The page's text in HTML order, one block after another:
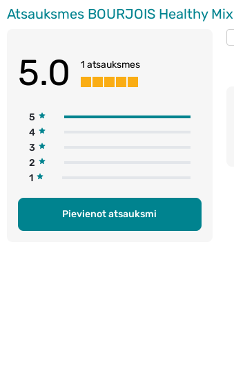
Atsauksmes BOURJOIS Healthy
5.0 1 atsauksmes
5
4
3
2
1
Pievienot atsauksmi